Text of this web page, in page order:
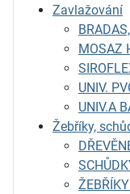
Zavlažování
MOSAZ
UNIV.
UNIV.A
Žebříky,